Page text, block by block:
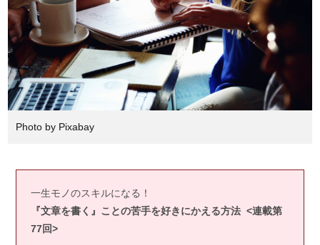
Photo by Pixabay
一生モノのスキルになる！
『文章を書く』ことの苦手を好きにかえる方法 <連載第
77回>